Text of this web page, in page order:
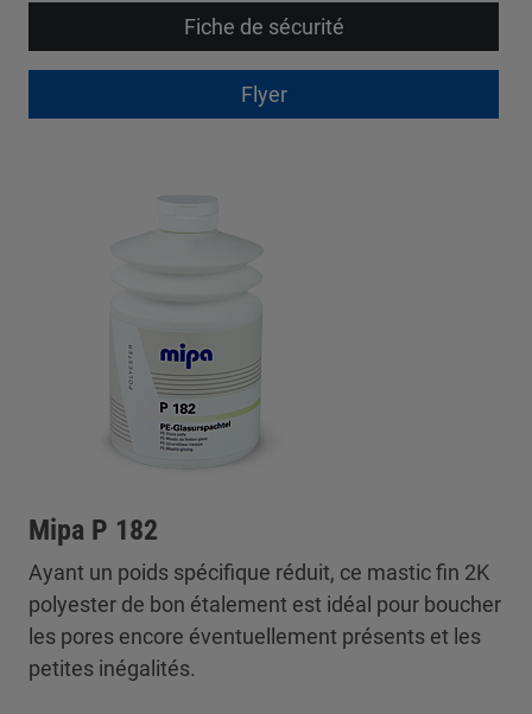
Fiche de sécurité
Flyer
Mipa P 182
Ayant un poids spécifique réduit, ce mastic fin 2K
polyester de bon étalement est idéal pour boucher
les pores encore éventuellement présents et les
petites inégalités.